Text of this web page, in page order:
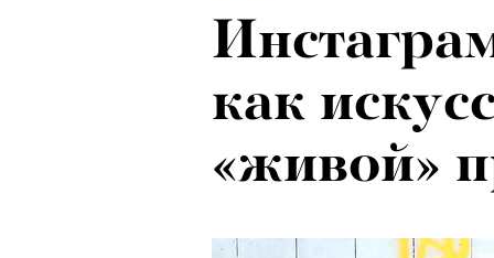
как
«живой»
Рок-
20 и
о
Бутусова